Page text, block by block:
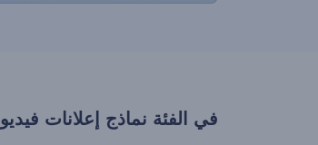
في الفئة نماذج إعلانات فيديو